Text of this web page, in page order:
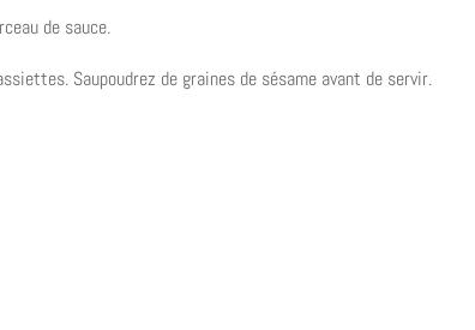
de sauce.
Saupoudrez de graines de sésame avant de servir.